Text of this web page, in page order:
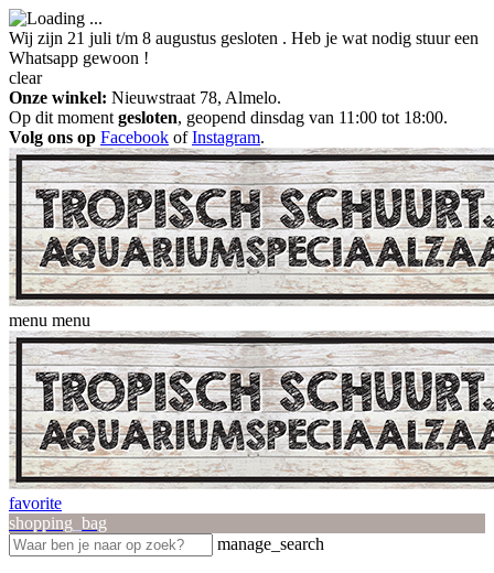
Wij zijn 21 juli t/m 8 augustus gesloten . Heb je wat nodig stuur een
Whatsapp gewoon !
clear
Onze winkel: Nieuwstraat 78, Almelo.
Op dit moment gesloten, geopend dinsdag van 11:00 tot 18:00.
Volg ons op Facebook ofInstagram.
menu menu
favorite
shopping_bag
manage_search